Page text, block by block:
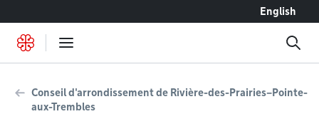
English
Conseil d'arrondissement de Rivière-des-Prairies–Pointe-
aux-Trembles